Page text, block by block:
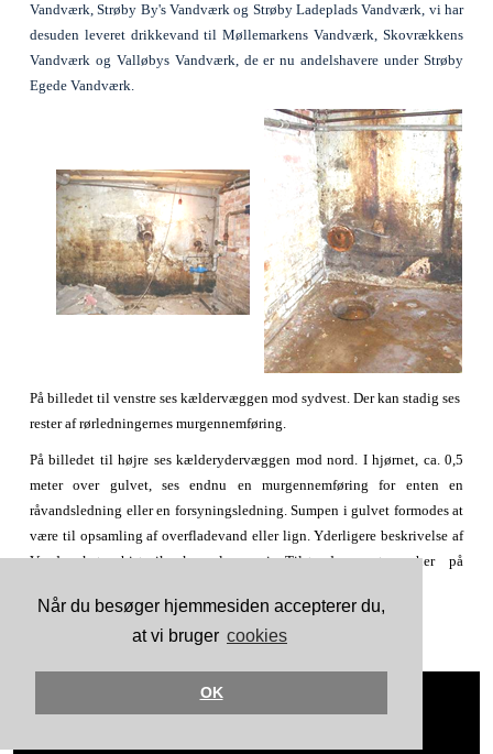
Når du besøger hjemmesiden accepterer du,
at vi bruger cookies
OK
Vandværk, Strøby By's Vandværk og Strøby Ladeplads Vandværk, vi har
desuden leveret drikkevand til Møllemarkens Vandværk, Skovrækkens
Vandværk og Valløbys Vandværk, de er nu andelshavere under Strøby
Egede Vandværk.
På billedet til venstre ses kældervæggen mod sydvest. Der kan stadig ses
rester af rørledningernes murgennemføring.
På billedet til højre ses kælderydervæggen mod nord. I hjørnet, ca. 0,5
meter over gulvet, ses endnu en murgennemføring for enten en
råvandsledning eller en forsyningsledning. Sumpen i gulvet formodes at
være til opsamling af overfladevand eller lign. Yderligere beskrivelse af
Vandværkets historik kan læses i Tilstandsrapporten, her på